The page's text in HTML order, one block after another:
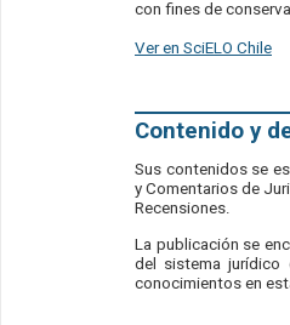
con fines de
Ver en SciELO Chile
Contenido y
Sus contenidos se
y Comentarios de
Recensiones.
La publicación se
del sistema jurídico
conocimientos en